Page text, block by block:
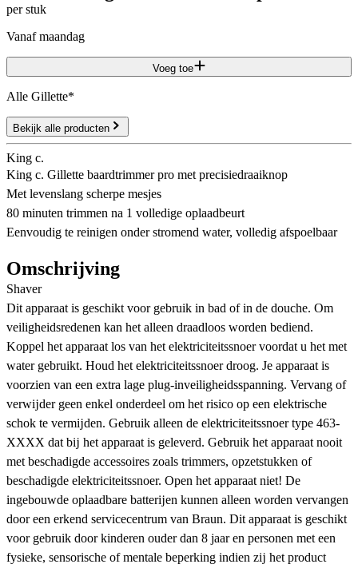
per stuk
vanaf maandag
Voeg toe
Alle Gillette*
Bekijk alle producten
King c.
King c. Gillette baardtrimmer pro met precisiedraaiknop
Met levenslang scherpe mesjes
80 minuten trimmen na 1 volledige oplaadbeurt
Eenvoudig te reinigen onder stromend water, volledig afspoelbaar
Omschrijving
Shaver
Dit apparaat is geschikt voor gebruik in bad of in de douche. Om
veiligheidsredenen kan het alleen draadloos worden bediend.
Koppel het apparaat los van het elektriciteitssnoer voordat u het met
water gebruikt. Houd het elektriciteitssnoer droog. Je apparaat is
voorzien van een extra lage plug-inveiligheidsspanning. Vervang of
verwĳder geen enkel onderdeel om het risico op een elektrische
schok te vermĳden. Gebruik alleen de elektriciteitssnoer type 463-
XXXX dat bĳ het apparaat is geleverd. Gebruik het apparaat nooit
met beschadigde accessoires zoals trimmers, opzetstukken of
beschadigde elektriciteitssnoer. Open het apparaat niet! De
ingebouwde oplaadbare batterĳen kunnen alleen worden vervangen
door een erkend servicecentrum van Braun. Dit apparaat is geschikt
voor gebruik door kinderen ouder dan 8 jaar en personen met een
fysieke, sensorische of mentale beperking indien zĳ het product